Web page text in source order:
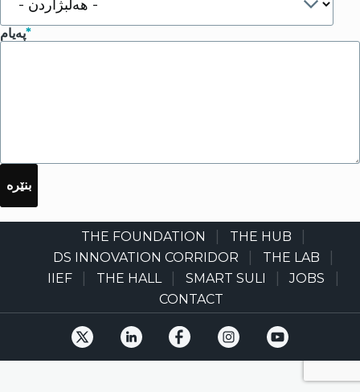
پەیام
navigation
THE FOUNDATION
THE HUB
DS INNOVATION CORRIDOR
THE LAB
IIEF
THE HALL SMART SULI
JOBS
CONTACT